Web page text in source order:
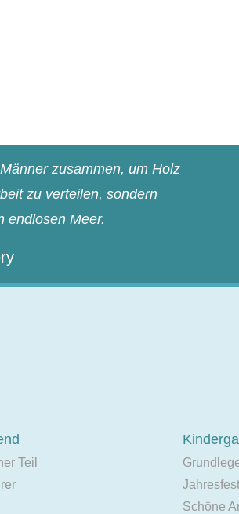
zusammen, um Holz
zu verteilen, sondern
endlosen Meer.
Teil
Schöne